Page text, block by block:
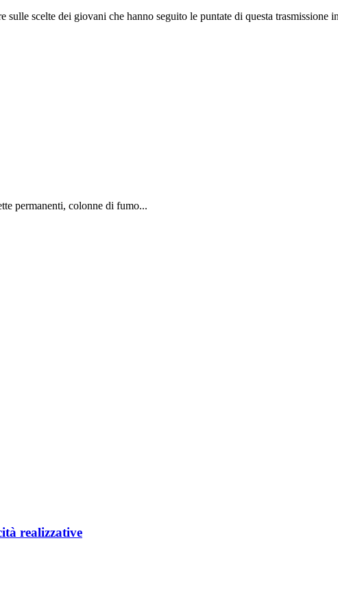
scelte dei giovani che hanno seguito le puntate di questa trasmissione
permanenti, colonne di fumo...
realizzative